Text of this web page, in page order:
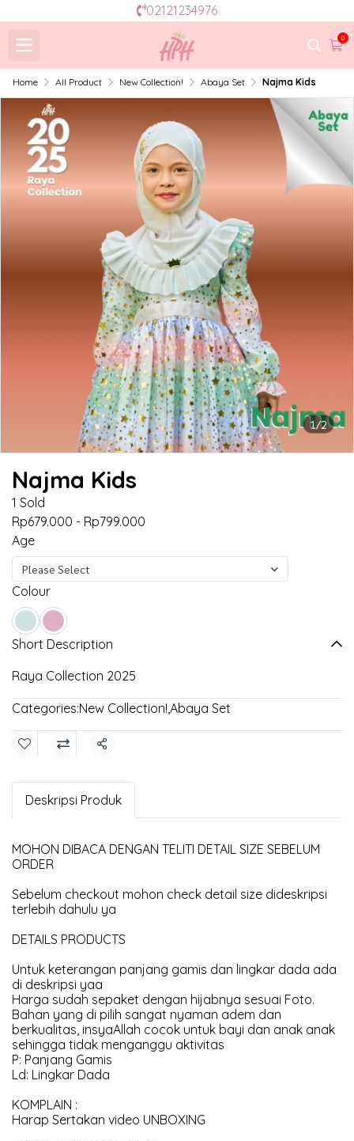
02121234976
0
Home All Product New Collection! Abaya Set Najma Kids
1/2
Najma Kids
1 Sold
Rp679.000 - Rp799.000
Age
Please Select
Colour
Short Description
Raya Collection 2025
Categories:New Collection!,Abaya Set
Share
Deskripsi Produk
MOHON DIBACA DENGAN TELITI DETAIL SIZE SEBELUM
ORDER
Sebelum checkout mohon check detail size dideskripsi
terlebih dahulu ya
DETAILS PRODUCTS
Untuk keterangan panjang gamis dan lingkar dada ada
di deskripsi yaa
Harga sudah sepaket dengan hijabnya sesuai Foto.
Bahan yang di pilih sangat nyaman adem dan
berkualitas, insyaAllah cocok untuk bayi dan anak anak
sehingga tidak menganggu aktivitas
P: Panjang Gamis
Ld: Lingkar Dada
KOMPLAIN :
Harap Sertakan video UNBOXING